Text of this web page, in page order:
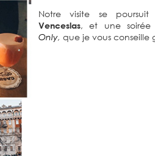
Notre visite se
Venceslas, et une
Only, que je vous conseille